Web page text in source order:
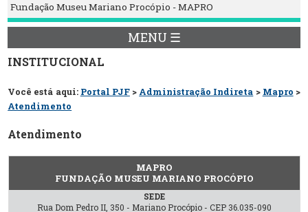
Fundação Museu Mariano Procópio - MAPRO
MENU ☰
INSTITUCIONAL
Você está aqui: Portal PJF> Administração Indireta > Mapro >
Atendimento
Atendimento
MAPRO
FUNDAÇÃO MUSEU MARIANO PROCÓPIO
SEDE
Rua Dom Pedro II, 350 - Mariano Procópio - CEP 36.035-090